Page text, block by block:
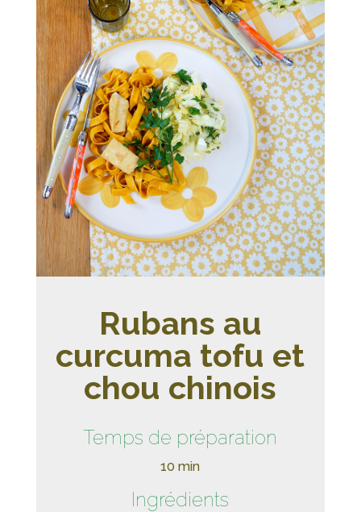
Rubans au
curcuma tofu et
chou chinois
Temps de préparation
10 min
Ingrédients